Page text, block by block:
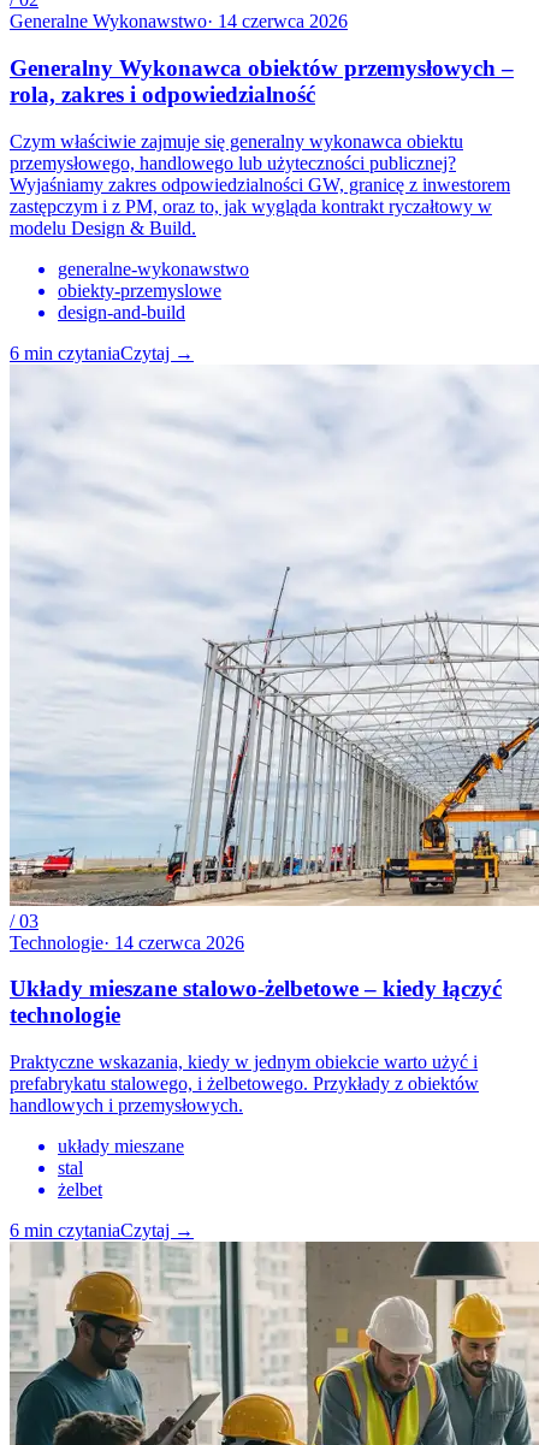
Generalne Wykonawstwo· 14 czerwca 2026
Generalny Wykonawca obiektów przemysłowych –
rola, zakres i odpowiedzialność
Czym właściwie zajmuje się generalny wykonawca obiektu
przemysłowego, handlowego lub użyteczności publicznej?
Wyjaśniamy zakres odpowiedzialności GW, granicę z inwestorem
zastępczym i z PM, oraz to, jak wygląda kontrakt ryczałtowy w
modelu Design & Build.
generalne-wykonawstwo
obiekty-przemyslowe
design-and-build
6 min czytaniaCzytaj →
/03
Technologie· 14 czerwca 2026
Układy mieszane stalowo-żelbetowe – kiedy łączyć
technologie
Praktyczne wskazania, kiedy w jednym obiekcie warto użyć i
prefabrykatu stalowego, i żelbetowego. Przykłady z obiektów
handlowych i przemysłowych.
układy mieszane
stal
żelbet
6 min czytaniaCzytaj →